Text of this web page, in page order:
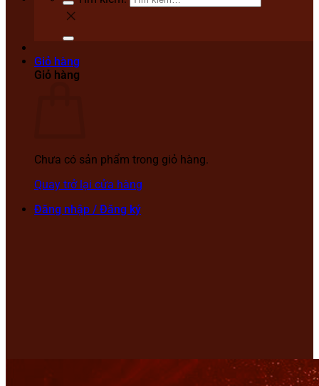
Giỏ hàng
Giỏ hàng
Chưa có sản phẩm trong giỏ hàng.
Quay trở lại cửa hàng
Đăng nhập / Đăng ký